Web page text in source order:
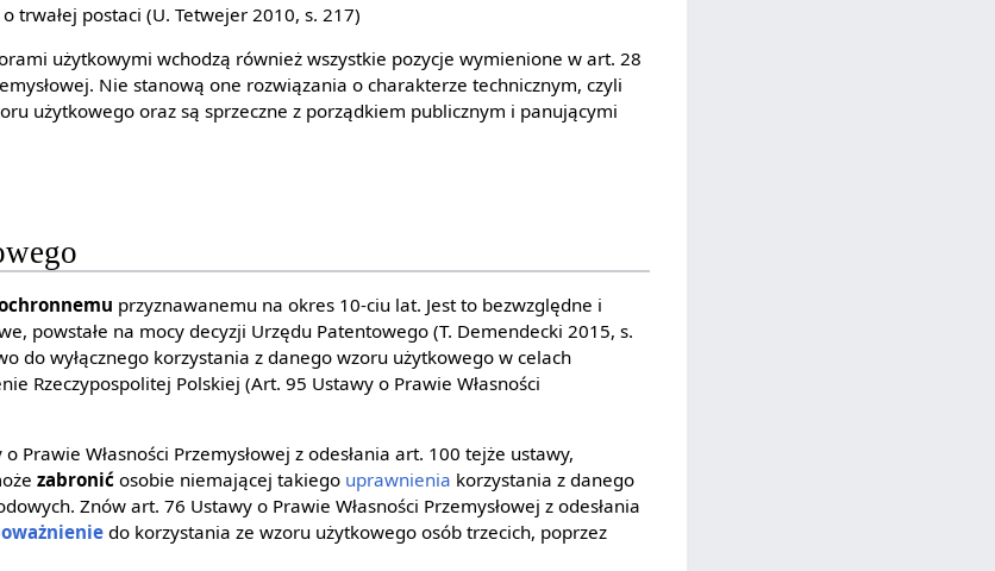
trwałej postaci (U. Tetwejer 2010, s. 217)
użytkowymi wchodzą również wszystkie pozycje wymienione w art. 28
Nie stanową one rozwiązania o charakterze technicznym, czyli
użytkowego oraz są sprzeczne z porządkiem publicznym i panującymi
przyznawanemu na okres 10-ciu lat. Jest to bezwzględne i
powstałe na mocy decyzji Urzędu Patentowego (T. Demendecki 2015, s.
do wyłącznego korzystania z danego wzoru użytkowego w celach
Rzeczypospolitej Polskiej (Art. 95 Ustawy o Prawie Własności
Prawie Własności Przemysłowej z odesłania art. 100 tejże ustawy,
zabronić osobie niemającej takiego uprawnienia korzystania z danego
Znów art. 76 Ustawy o Prawie Własności Przemysłowej z odesłania
do korzystania ze wzoru użytkowego osób trzecich, poprzez